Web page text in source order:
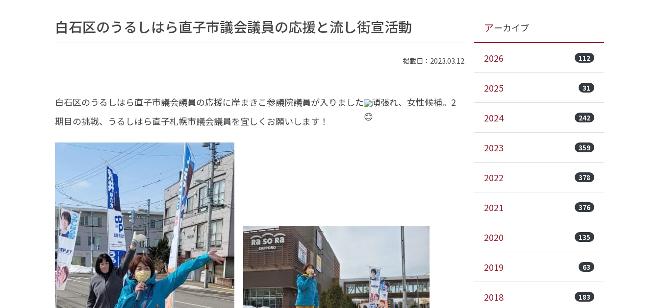
白石区のうるしはら直子市議会議員の応援と流し街宣活動
掲載日：2023.03.12
白石区のうるしはら直子市議会議員の応援に岸まきこ参議院議員が入りました
頑張れ、女性候補。2
期目の挑戦、うるしはら直子札幌市議会議員を宜しくお願いします！
アーカイブ
2026 112
2025 31
2024 242
2023 359
2022 378
2021 376
2020 135
2019 63
2018 183